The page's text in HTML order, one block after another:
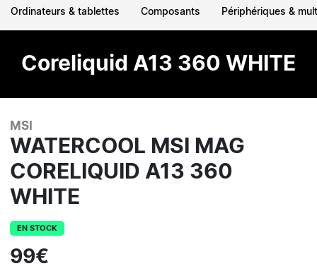
Ordinateurs & tablettes Composants Périphériques &
Coreliquid A13 360 WHITE
MSI
WATERCOOL MSI MAG
CORELIQUID A13 360
WHITE
EN STOCK
99€